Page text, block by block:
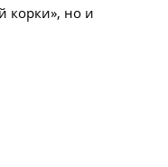
корки», но и